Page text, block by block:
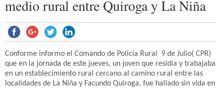
medio rural entre Quiroga y La Niña
Conforme informo el Comando de Policía Rural 9 de Julio( CPR)
que en la jornada de este jueves, un joven que residía y trabajaba
en un establecimiento rural cercano al camino rural entre las
localidades de La Niña y Facundo Quiroga, fue hallado sin vida en